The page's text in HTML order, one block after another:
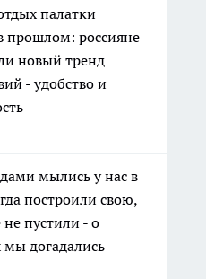
палатки
прошлом: россияне
новый тренд
- удобство и
мылись у нас в
построили свою,
не пустили - о
догадались